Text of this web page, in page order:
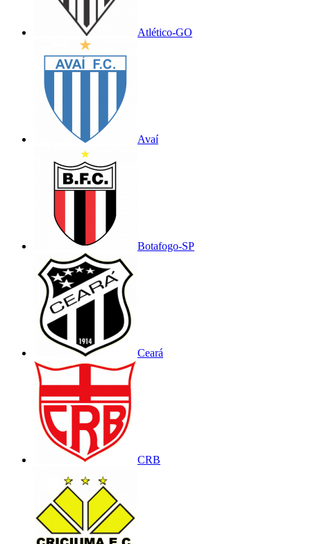
Atlético-GO
Avaí
Botafogo-SP
Ceará
CRB